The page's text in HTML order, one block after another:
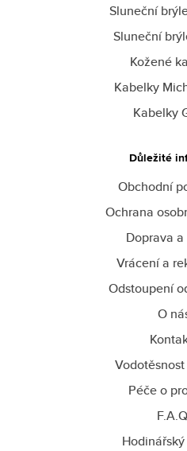
Sluneční
Sluneční
Kožené
Kabelky
Kabelky
Důležité
Obchodní
Ochrana
Doprava
Vrácení a
Odstoupení
O
Péče o